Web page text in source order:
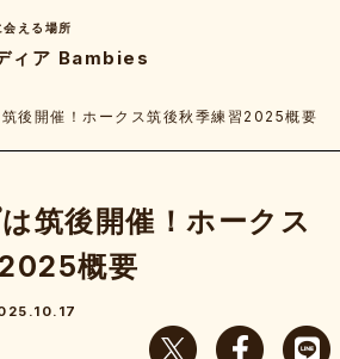
える場所
ィア Bambies
後開催！ホークス筑後秋季練習2025概要
筑後開催！ホークス
概要